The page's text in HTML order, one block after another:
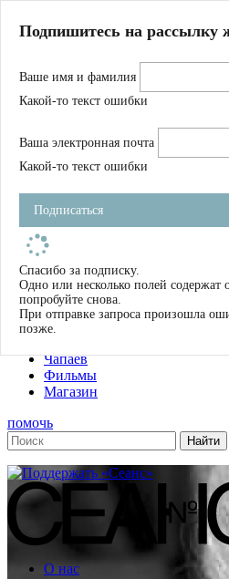
Магазин
Журнал
Школа
Устав
Фильмы
Имена
Тэги
О нас
Журнал
Книги
Чапаев
Фильмы
Магазин
помочь
О нас
Подпишитесь на рассылку
Ваше имя и фамилия
Какой-то текст ошибки
Ваша электронная почта
Какой-то текст ошибки
Подписаться
Спасибо за подписку.
Одно или несколько полей содержат
попробуйте снова.
При отправке запроса произошла
позже.